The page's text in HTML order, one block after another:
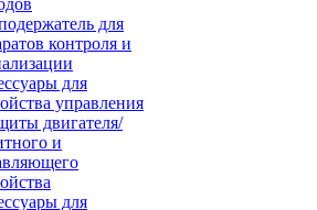
для
контроля и
для
управления
двигателя/
и
для